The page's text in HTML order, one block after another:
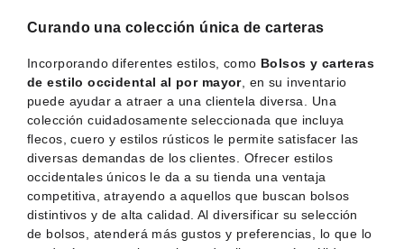
Curando una colección única de carteras
Incorporando diferentes estilos, como Bolsos y carteras
de estilo occidental al por mayor, en su inventario
puede ayudar a atraer a una clientela diversa. Una
colección cuidadosamente seleccionada que incluya
flecos, cuero y estilos rústicos le permite satisfacer las
diversas demandas de los clientes. Ofrecer estilos
occidentales únicos le da a su tienda una ventaja
competitiva, atrayendo a aquellos que buscan bolsos
distintivos y de alta calidad. Al diversificar su selección
de bolsos, atenderá más gustos y preferencias, lo que lo